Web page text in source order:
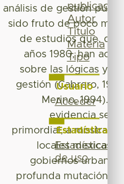
análisis de gestión
sido fruto de poco más
de estudios que,
años 1980, han
sobre las lógicas y
gestión (Cabrero,
Merino, 1994).
evidencia se
primordial, a mostrar
locales
gobiernos
profunda mutación
publicación
Autor
Título
Materia
Tipo
Usuario
Acceder
Estadísticas
Estadísticas
de uso